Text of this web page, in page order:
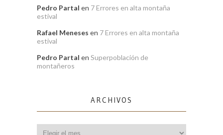
Pedro Partal en 7 Errores en alta montaña
estival
Rafael Meneses en 7 Errores en alta montaña
estival
Pedro Partal en Superpoblación de
montañeros
ARCHIVOS